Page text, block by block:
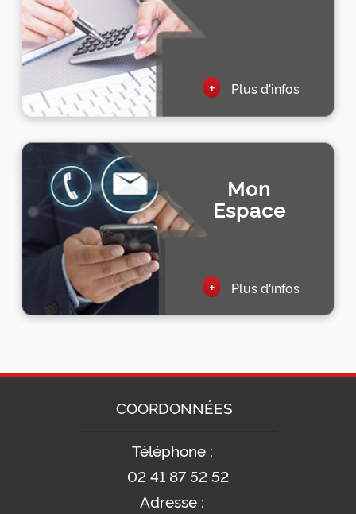
+ Plus d'infos
Mon
Espace
+ Plus d'infos
COORDONNÉES
Téléphone :
02 41 87 52 52
Adresse :